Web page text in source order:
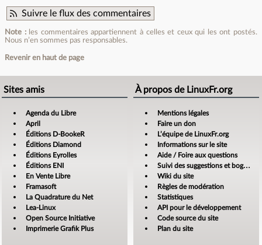
Suivre le flux des commentaires
Note :les commentaires appartiennent à celles et ceux qui les ont postés.
Nous n’en sommes pas responsables.
Revenir en haut de page
Sites amis
Agenda du Libre
April
Éditions D-BookeR
Éditions Diamond
Éditions Eyrolles
Éditions ENI
En Vente Libre
Framasoft
La Quadrature du Net
Lea-Linux
Open Source Initiative
Imprimerie Grafik Plus
À propos de LinuxFr.org
Mentions légales
Faire un don
L’équipe de LinuxFr.org
Informations sur le site
Aide / Foire aux questions
Suivi des suggestions et bogues
Wiki du site
Règles de modération
Statistiques
API pour le développement
Code source du site
Plan du site